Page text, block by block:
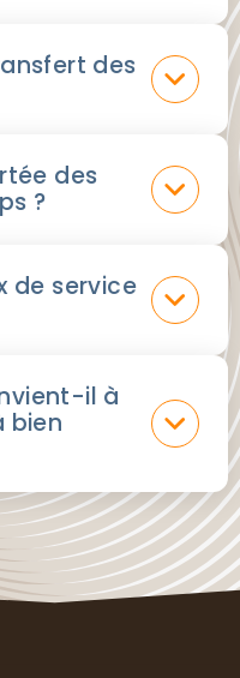
des
des
?
de service
il à
bien